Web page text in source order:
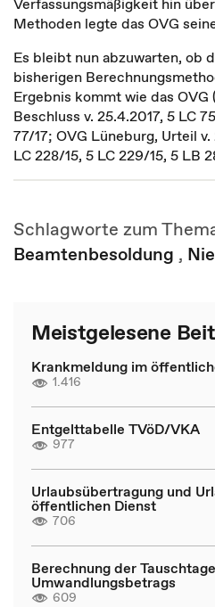
Methoden legte das OVG
Es bleibt nun abzuwarten, ob
bisherigen
Ergebnis kommt wie das OVG
Beschluss v. 25.4.2017, 5 LC
77/17; OVG Lüneburg, Urteil v.
LC 228/15, 5 LC 229/15, 5 LB
Schlagworte zum
Beamtenbesoldung ,
Meistgelesene
Krankmeldung im
1.416
Entgelttabelle TVöD/VKA
977
Urlaubsübertragung und
öffentlichen Dienst
706
Berechnung der
Umwandlungsbetrags
609